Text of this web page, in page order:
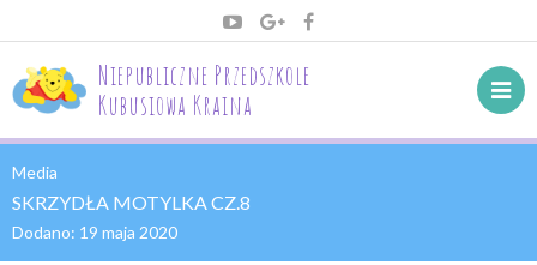
Niepubliczne Przedszkole
Kubusiowa Kraina
Media
SKRZYDŁA MOTYLKA CZ.8
Dodano: 19 maja 2020